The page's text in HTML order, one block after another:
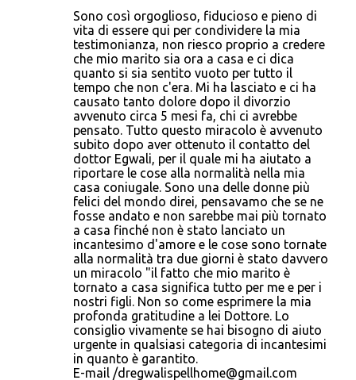
Sono così orgoglioso, fiducioso e pieno di
vita di essere qui per condividere la mia
testimonianza, non riesco proprio a credere
che mio marito sia ora a casa e ci dica
quanto si sia sentito vuoto per tutto il
tempo che non c'era. Mi ha lasciato e ci ha
causato tanto dolore dopo il divorzio
avvenuto circa 5 mesi fa, chi ci avrebbe
pensato. Tutto questo miracolo è avvenuto
subito dopo aver ottenuto il contatto del
dottor Egwali, per il quale mi ha aiutato a
riportare le cose alla normalità nella mia
casa coniugale. Sono una delle donne più
felici del mondo direi, pensavamo che se ne
fosse andato e non sarebbe mai più tornato
a casa finché non è stato lanciato un
incantesimo d'amore e le cose sono tornate
alla normalità tra due giorni è stato davvero
un miracolo "il fatto che mio marito è
tornato a casa significa tutto per me e per i
nostri figli. Non so come esprimere la mia
profonda gratitudine a lei Dottore. Lo
consiglio vivamente se hai bisogno di aiuto
urgente in qualsiasi categoria di incantesimi
in quanto è garantito.
E-mail /dregwalispellhome@gmail.com